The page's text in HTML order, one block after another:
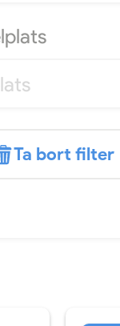
Ta bort filter